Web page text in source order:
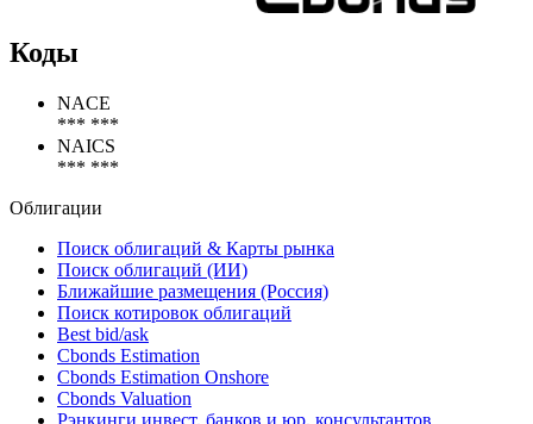
Коды
NACE
*** ***
NAICS
*** ***
Облигации
Поиск облигаций & Карты рынка
Поиск облигаций (ИИ)
Ближайшие размещения (Россия)
Поиск котировок облигаций
Best bid/ask
Cbonds Estimation
Cbonds Estimation Onshore
Cbonds Valuation
Рэнкинги инвест. банков и юр. консультантов